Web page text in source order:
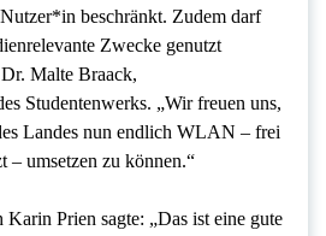
beschränkt. Zudem darf
Zwecke genutzt
Malte Braack,
Studentenwerks. „Wir freuen uns,
Landes nun endlich WLAN – frei
– umsetzen zu können.“
Karin Prien sagte: „Das ist eine gute